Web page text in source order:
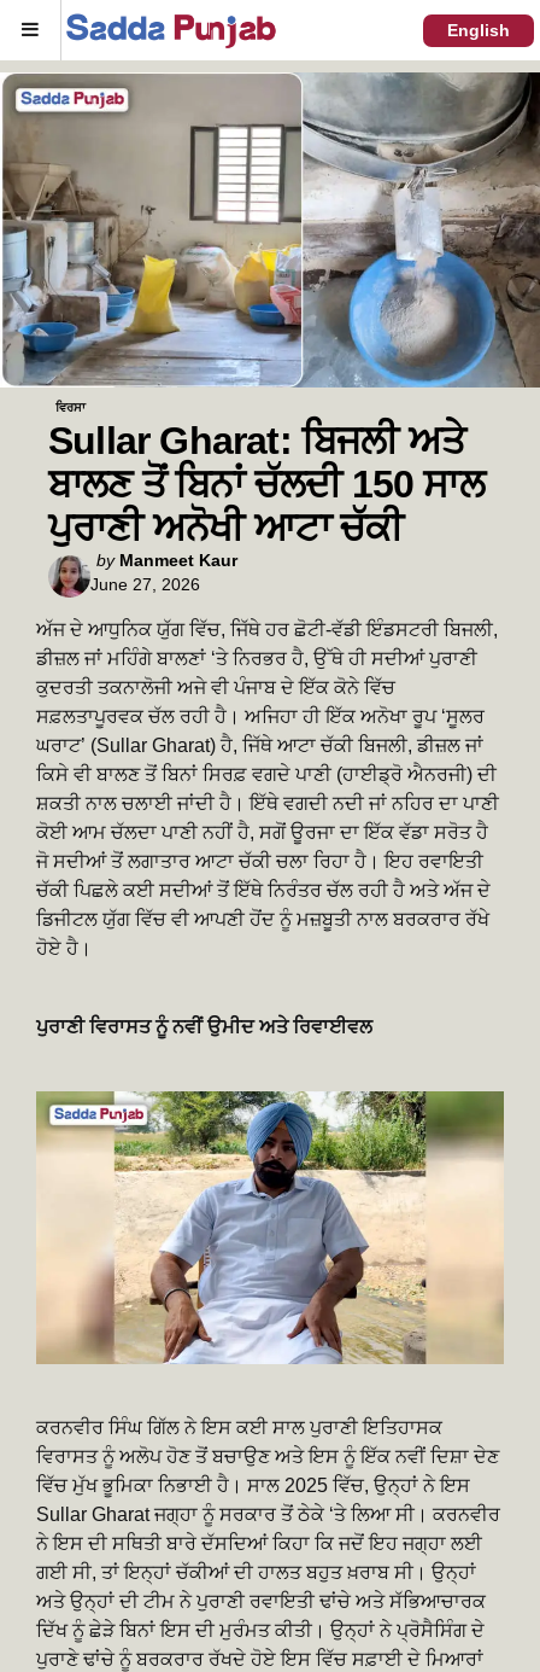
Menu English
ਵਿਰਸਾ
Sullar Gharat: ਬਿਜਲੀ ਅਤੇ
ਬਾਲਣ ਤੋਂ ਬਿਨਾਂ ਚੱਲਦੀ 150 ਸਾਲ
ਪੁਰਾਣੀ ਅਨੋਖੀ ਆਟਾ ਚੱਕੀ
Posted
by
by Manmeet Kaur
June 27, 2026
ਅੱਜ ਦੇ ਆਧੁਨਿਕ ਯੁੱਗ ਵਿੱਚ, ਜਿੱਥੇ ਹਰ ਛੋਟੀ-ਵੱਡੀ ਇੰਡਸਟਰੀ ਬਿਜਲੀ,
ਡੀਜ਼ਲ ਜਾਂ ਮਹਿੰਗੇ ਬਾਲਣਾਂ ‘ਤੇ ਨਿਰਭਰ ਹੈ, ਉੱਥੇ ਹੀ ਸਦੀਆਂ ਪੁਰਾਣੀ
ਕੁਦਰਤੀ ਤਕਨਾਲੋਜੀ ਅਜੇ ਵੀ ਪੰਜਾਬ ਦੇ ਇੱਕ ਕੋਨੇ ਵਿੱਚ
ਸਫ਼ਲਤਾਪੂਰਵਕ ਚੱਲ ਰਹੀ ਹੈ। ਅਜਿਹਾ ਹੀ ਇੱਕ ਅਨੋਖਾ ਰੂਪ ‘ਸੂਲਰ
ਘਰਾਟ’ (Sullar Gharat) ਹੈ, ਜਿੱਥੇ ਆਟਾ ਚੱਕੀ ਬਿਜਲੀ, ਡੀਜ਼ਲ ਜਾਂ
ਕਿਸੇ ਵੀ ਬਾਲਣ ਤੋਂ ਬਿਨਾਂ ਸਿਰਫ਼ ਵਗਦੇ ਪਾਣੀ (ਹਾਈਡ੍ਰੋ ਐਨਰਜੀ) ਦੀ
ਸ਼ਕਤੀ ਨਾਲ ਚਲਾਈ ਜਾਂਦੀ ਹੈ। ਇੱਥੇ ਵਗਦੀ ਨਦੀ ਜਾਂ ਨਹਿਰ ਦਾ ਪਾਣੀ
ਕੋਈ ਆਮ ਚੱਲਦਾ ਪਾਣੀ ਨਹੀਂ ਹੈ, ਸਗੋਂ ਊਰਜਾ ਦਾ ਇੱਕ ਵੱਡਾ ਸਰੋਤ ਹੈ
ਜੋ ਸਦੀਆਂ ਤੋਂ ਲਗਾਤਾਰ ਆਟਾ ਚੱਕੀ ਚਲਾ ਰਿਹਾ ਹੈ। ਇਹ ਰਵਾਇਤੀ
ਚੱਕੀ ਪਿਛਲੇ ਕਈ ਸਦੀਆਂ ਤੋਂ ਇੱਥੇ ਨਿਰੰਤਰ ਚੱਲ ਰਹੀ ਹੈ ਅਤੇ ਅੱਜ ਦੇ
ਡਿਜੀਟਲ ਯੁੱਗ ਵਿੱਚ ਵੀ ਆਪਣੀ ਹੋਂਦ ਨੂੰ ਮਜ਼ਬੂਤੀ ਨਾਲ ਬਰਕਰਾਰ ਰੱਖੇ
ਹੋਏ ਹੈ।
ਪੁਰਾਣੀ ਵਿਰਾਸਤ ਨੂੰ ਨਵੀਂ ਉਮੀਦ ਅਤੇ ਰਿਵਾਈਵਲ
ਕਰਨਵੀਰ ਸਿੰਘ ਗਿੱਲ ਨੇ ਇਸ ਕਈ ਸਾਲ ਪੁਰਾਣੀ ਇਤਿਹਾਸਕ
ਵਿਰਾਸਤ ਨੂੰ ਅਲੋਪ ਹੋਣ ਤੋਂ ਬਚਾਉਣ ਅਤੇ ਇਸ ਨੂੰ ਇੱਕ ਨਵੀਂ ਦਿਸ਼ਾ ਦੇਣ
ਵਿੱਚ ਮੁੱਖ ਭੂਮਿਕਾ ਨਿਭਾਈ ਹੈ। ਸਾਲ 2025 ਵਿੱਚ, ਉਨ੍ਹਾਂ ਨੇ ਇਸ
Sullar Gharat ਜਗ੍ਹਾ ਨੂੰ ਸਰਕਾਰ ਤੋਂ ਠੇਕੇ ‘ਤੇ ਲਿਆ ਸੀ। ਕਰਨਵੀਰ
ਨੇ ਇਸ ਦੀ ਸਥਿਤੀ ਬਾਰੇ ਦੱਸਦਿਆਂ ਕਿਹਾ ਕਿ ਜਦੋਂ ਇਹ ਜਗ੍ਹਾ ਲਈ
ਗਈ ਸੀ, ਤਾਂ ਇਨ੍ਹਾਂ ਚੱਕੀਆਂ ਦੀ ਹਾਲਤ ਬਹੁਤ ਖ਼ਰਾਬ ਸੀ। ਉਨ੍ਹਾਂ
ਅਤੇ ਉਨ੍ਹਾਂ ਦੀ ਟੀਮ ਨੇ ਪੁਰਾਣੀ ਰਵਾਇਤੀ ਢਾਂਚੇ ਅਤੇ ਸੱਭਿਆਚਾਰਕ
ਦਿੱਖ ਨੂੰ ਛੇੜੇ ਬਿਨਾਂ ਇਸ ਦੀ ਮੁਰੰਮਤ ਕੀਤੀ। ਉਨ੍ਹਾਂ ਨੇ ਪ੍ਰੋਸੈਸਿੰਗ ਦੇ
ਪੁਰਾਣੇ ਢਾਂਚੇ ਨੂੰ ਬਰਕਰਾਰ ਰੱਖਦੇ ਹੋਏ ਇਸ ਵਿੱਚ ਸਫ਼ਾਈ ਦੇ ਮਿਆਰਾਂ